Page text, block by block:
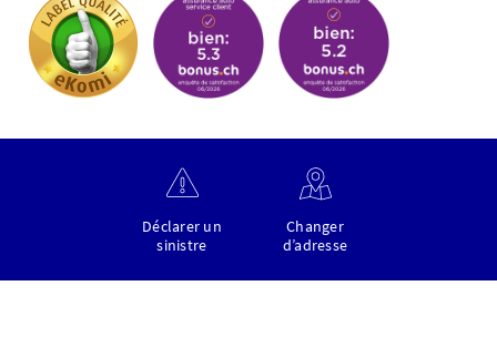
Déclarer un
sinistre
Changer
d’adresse